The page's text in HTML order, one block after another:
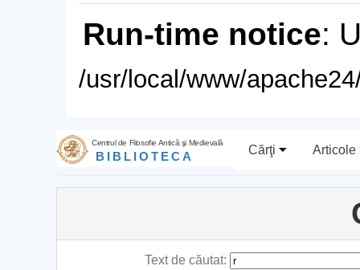
Run-time notice:
/usr/local/www/
Centrul de Filosofie Antică şi Medievală
BIBLIOTECA Cărţi Articole
Text de căutat: